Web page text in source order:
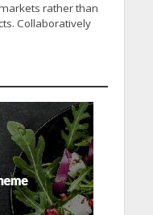
rather than
Collaboratively